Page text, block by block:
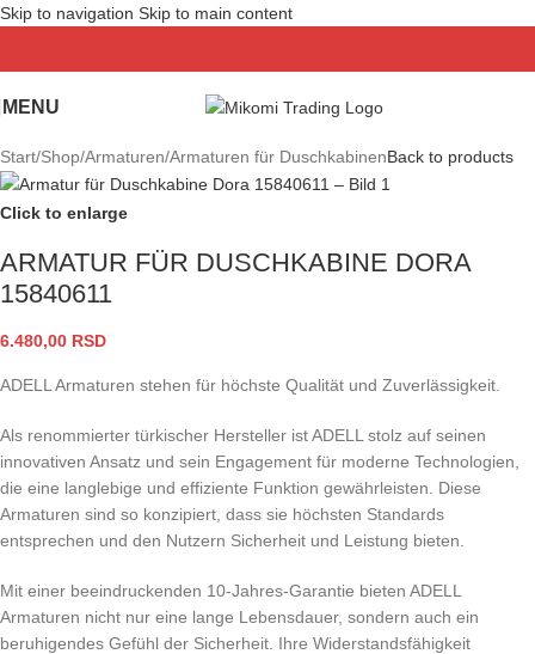
Skip to navigation Skip to main content
MENU
Start/Shop/Armaturen/Armaturen für DuschkabinenBack to products
Click to enlarge
ARMATUR FÜR DUSCHKABINE DORA
15840611
6.480,00 RSD
ADELL Armaturen stehen für höchste Qualität und Zuverlässigkeit.
Als renommierter türkischer Hersteller ist ADELL stolz auf seinen
innovativen Ansatz und sein Engagement für moderne Technologien,
die eine langlebige und effiziente Funktion gewährleisten. Diese
Armaturen sind so konzipiert, dass sie höchsten Standards
entsprechen und den Nutzern Sicherheit und Leistung bieten.
Mit einer beeindruckenden 10-Jahres-Garantie bieten ADELL
Armaturen nicht nur eine lange Lebensdauer, sondern auch ein
beruhigendes Gefühl der Sicherheit. Ihre Widerstandsfähigkeit